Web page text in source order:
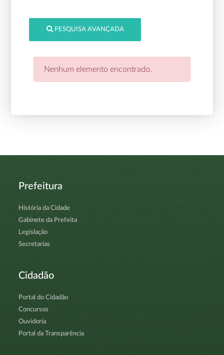
PESQUISA AVANÇADA
Nenhum elemento encontrado.
Prefeitura
História da Cidade
Gabinete da Prefeita
Legislação
Secretarias
Cidadão
Portal do Cidadão
Concursos
Ouvidoria
Portal da Transparência